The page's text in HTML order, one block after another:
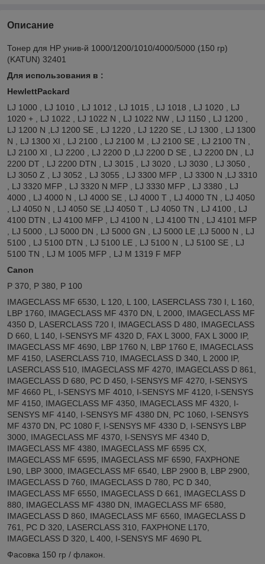
Описание
Тонер для HP унив-й 1000/1200/1010/4000/5000 (150 гр)
(KATUN) 32401
Для использования в :
HewlettPackard
LJ 1000 , LJ 1010 , LJ 1012 , LJ 1015 , LJ 1018 , LJ 1020 , LJ
1020 + , LJ 1022 , LJ 1022 N , LJ 1022 NW , LJ 1150 , LJ 1200 ,
LJ 1200 N ,LJ 1200 SE , LJ 1220 , LJ 1220 SE , LJ 1300 , LJ 1300
N , LJ 1300 XI , LJ 2100 , LJ 2100 M , LJ 2100 SE , LJ 2100 TN ,
LJ 2100 XI , LJ 2200 , LJ 2200 D ,LJ 2200 D SE , LJ 2200 DN , LJ
2200 DT , LJ 2200 DTN , LJ 3015 , LJ 3020 , LJ 3030 , LJ 3050 ,
LJ 3050 Z , LJ 3052 , LJ 3055 , LJ 3300 MFP , LJ 3300 N ,LJ 3310
, LJ 3320 MFP , LJ 3320 N MFP , LJ 3330 MFP , LJ 3380 , LJ
4000 , LJ 4000 N , LJ 4000 SE , LJ 4000 T , LJ 4000 TN , LJ 4050
, LJ 4050 N , LJ 4050 SE ,LJ 4050 T , LJ 4050 TN , LJ 4100 , LJ
4100 DTN , LJ 4100 MFP , LJ 4100 N , LJ 4100 TN , LJ 4101 MFP
, LJ 5000 , LJ 5000 DN , LJ 5000 GN , LJ 5000 LE ,LJ 5000 N , LJ
5100 , LJ 5100 DTN , LJ 5100 LE , LJ 5100 N , LJ 5100 SE , LJ
5100 TN , LJ M 1005 MFP , LJ M 1319 F MFP
Canon
P 370, P 380, P 100
IMAGECLASS MF 6530, L 120, L 100, LASERCLASS 730 I, L 160,
LBP 1760, IMAGECLASS MF 4370 DN, L 2000, IMAGECLASS MF
4350 D, LASERCLASS 720 I, IMAGECLASS D 480, IMAGECLASS
D 660, L 140, I-SENSYS MF 4320 D, FAX L 3000, FAX L 3000 IP,
IMAGECLASS MF 4690, LBP 1760 N, LBP 1760 E, IMAGECLASS
MF 4150, LASERCLASS 710, IMAGECLASS D 340, L 2000 IP,
LASERCLASS 510, IMAGECLASS MF 4270, IMAGECLASS D 861,
IMAGECLASS D 680, PC D 450, I-SENSYS MF 4270, I-SENSYS
MF 4660 PL, I-SENSYS MF 4010, I-SENSYS MF 4120, I-SENSYS
MF 4150, IMAGECLASS MF 4350, IMAGECLASS MF 4320, I-
SENSYS MF 4140, I-SENSYS MF 4380 DN, PC 1060, I-SENSYS
MF 4370 DN, PC 1080 F, I-SENSYS MF 4330 D, I-SENSYS LBP
3000, IMAGECLASS MF 4370, I-SENSYS MF 4340 D,
IMAGECLASS MF 4380, IMAGECLASS MF 6595 CX,
IMAGECLASS MF 6595, IMAGECLASS MF 6590, FAXPHONE
L90, LBP 3000, IMAGECLASS MF 6540, LBP 2900 B, LBP 2900,
IMAGECLASS D 760, IMAGECLASS D 780, PC D 340,
IMAGECLASS MF 6550, IMAGECLASS D 661, IMAGECLASS D
880, IMAGECLASS MF 4380 DN, IMAGECLASS MF 6580,
IMAGECLASS D 860, IMAGECLASS MF 6560, IMAGECLASS D
761, PC D 320, LASERCLASS 310, FAXPHONE L170,
IMAGECLASS D 320, L 400, I-SENSYS MF 4690 PL
Фасовка 150 гр / флакон.